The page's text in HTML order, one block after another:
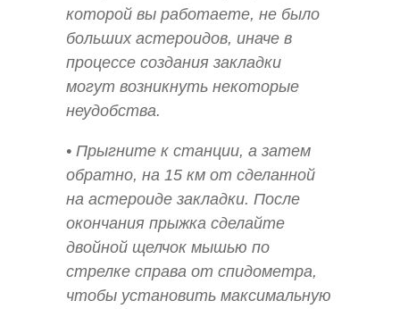
которой вы работаете, не было
больших астероидов, иначе в
процессе создания закладки
могут возникнуть некоторые
неудобства.
• Прыгните к станции, а затем
обратно, на 15 км от сделанной
на астероиде закладки. После
окончания прыжка сделайте
двойной щелчок мышью по
стрелке справа от спидометра,
чтобы установить максимальную